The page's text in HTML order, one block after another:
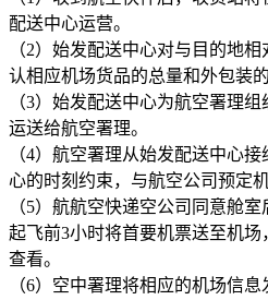
配送中心运营。
（2）始发配送中心对与目的地
认相应机场货品的总量和外包装的
（3）始发配送中心为航空署理
运送给航空署理。
（4）航空署理从始发配送中心
心的时刻约束，与航空公司预定机
（5）航航空快递空公司同意舱
起飞前3小时将首要机票送至机
查看。
（6）空中署理将相应的机场信